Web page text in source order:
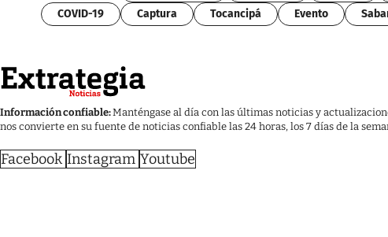
COVID-19
Captura Tocancipá Evento
Información confiable:Manténgase al día con las últimas noticias y
nos convierte en su fuente de noticias confiable las 24 horas, los 7 días de la
Facebook Instagram Youtube